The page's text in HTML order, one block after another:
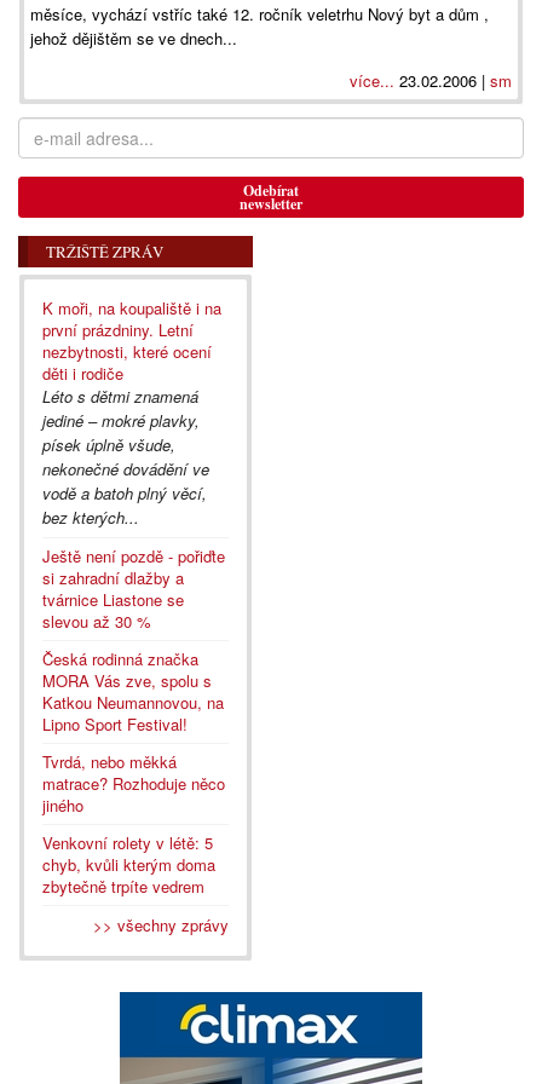
měsíce, vychází vstříc také 12. ročník veletrhu Nový byt a dům ,
jehož dějištěm se ve dnech...
více... 23.02.2006 | sm
Odebírat
newsletter
TRŽIŠTĚ ZPRÁV
K moři, na koupaliště i na
první prázdniny. Letní
nezbytnosti, které ocení
děti i rodiče
Léto s dětmi znamená
jediné – mokré plavky,
písek úplně všude,
nekonečné dovádění ve
vodě a batoh plný věcí,
bez kterých...
Ještě není pozdě - pořiďte
si zahradní dlažby a
tvárnice Liastone se
slevou až 30 %
Česká rodinná značka
MORA Vás zve, spolu s
Katkou Neumannovou, na
Lipno Sport Festival!
Tvrdá, nebo měkká
matrace? Rozhoduje něco
jiného
Venkovní rolety v létě: 5
chyb, kvůli kterým doma
zbytečně trpíte vedrem
>> všechny zprávy